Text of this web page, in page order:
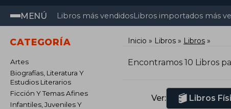
MENÚ Libros más vendidosLibros importados más
CATEGORÍA
Artes
Biografías, Literatura Y
Estudios Literarios
Ficción Y Temas Afines
Infantiles, Juveniles Y
Inicio Libros Libros
Encontramos 10 Libros
Ver: Libros